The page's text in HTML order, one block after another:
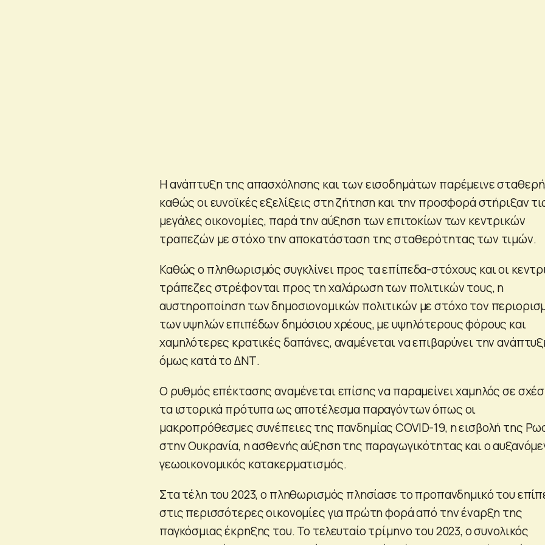
Η ανάπτυξη της απασχόλησης και των εισοδημάτων παρέμεινε
καθώς οι ευνοϊκές εξελίξεις στη ζήτηση και την προσφορά στήριξαν
μεγάλες οικονομίες, παρά την αύξηση των επιτοκίων των κεντρικών
τραπεζών με στόχο την αποκατάσταση της σταθερότητας των τιμών.
Καθώς ο πληθωρισμός συγκλίνει προς τα επίπεδα-στόχους και οι
τράπεζες στρέφονται προς τη χαλάρωση των πολιτικών τους, η
αυστηροποίηση των δημοσιονομικών πολιτικών με στόχο τον
των υψηλών επιπέδων δημόσιου χρέους, με υψηλότερους φόρους και
χαμηλότερες κρατικές δαπάνες, αναμένεται να επιβαρύνει την
όμως κατά το ΔΝΤ.
Ο ρυθμός επέκτασης αναμένεται επίσης να παραμείνει χαμηλός σε
τα ιστορικά πρότυπα ως αποτέλεσμα παραγόντων όπως οι
μακροπρόθεσμες συνέπειες της πανδημίας COVID-19, η εισβολή της
στην Ουκρανία, η ασθενής αύξηση της παραγωγικότητας και ο
γεωοικονομικός κατακερματισμός.
Στα τέλη του 2023, ο πληθωρισμός πλησίασε το προπανδημικό του
στις περισσότερες οικονομίες για πρώτη φορά από την έναρξη της
παγκόσμιας έκρηξης του. Το τελευταίο τρίμηνο του 2023, ο συνολικός